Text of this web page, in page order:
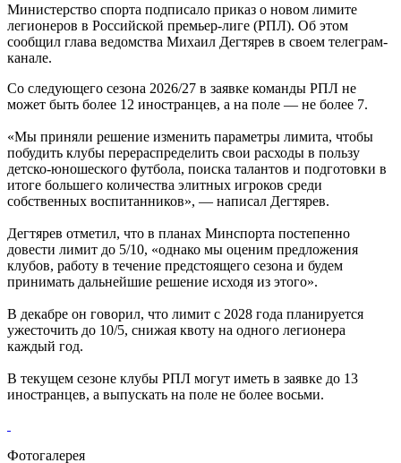
Министерство спорта подписало приказ о новом лимите
легионеров в Российской премьер-лиге (РПЛ). Об этом
сообщил глава ведомства Михаил Дегтярев в своем телеграм-
канале.
Со следующего сезона 2026/27 в заявке команды РПЛ не
может быть более 12 иностранцев, а на поле — не более 7.
«Мы приняли решение изменить параметры лимита, чтобы
побудить клубы перераспределить свои расходы в пользу
детско-юношеского футбола, поиска талантов и подготовки в
итоге большего количества элитных игроков среди
собственных воспитанников», — написал Дегтярев.
Дегтярев отметил, что в планах Минспорта постепенно
довести лимит до 5/10, «однако мы оценим предложения
клубов, работу в течение предстоящего сезона и будем
принимать дальнейшие решение исходя из этого».
В декабре он говорил, что лимит с 2028 года планируется
ужесточить до 10/5, снижая квоту на одного легионера
каждый год.
В текущем сезоне клубы РПЛ могут иметь в заявке до 13
иностранцев, а выпускать на поле не более восьми.
Фотогалерея